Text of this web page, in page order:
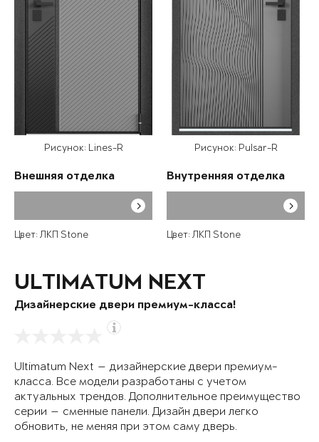
Рисунок: Lines-R
Внешняя отделка
Цвет: ЛКП Stone
Рисунок: Pulsar-R
Внутренняя отделка
Цвет: ЛКП Stone
ULTIMATUM NEXT
Дизайнерские двери премиум-класса!
Ultimatum Next — дизайнерские двери премиум-
класса. Все модели разработаны с учетом
актуальных трендов. Дополнительное преимущество
серии — сменные панели. Дизайн двери легко
обновить, не меняя при этом саму дверь.